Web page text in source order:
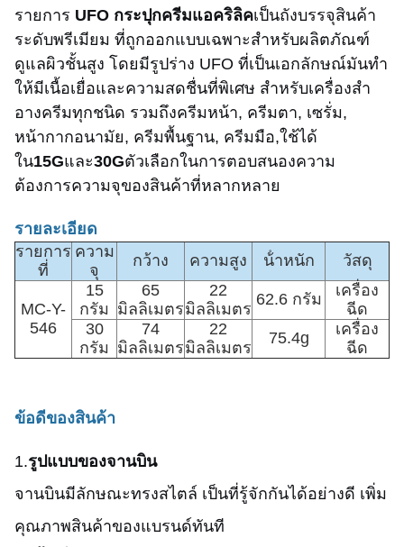
รายการ UFO กระปุกครีมแอคริลิคเป็นถังบรรจุสินค้า
ระดับพรีเมียม ที่ถูกออกแบบเฉพาะสําหรับผลิตภัณฑ์
ดูแลผิวชั้นสูง โดยมีรูปร่าง UFO ที่เป็นเอกลักษณ์มันทํา
ให้มีเนื้อเยื่อและความสดชื่นที่พิเศษ สําหรับเครื่องสํา
อางครีมทุกชนิด รวมถึงครีมหน้า, ครีมตา, เซรั่ม,
หน้ากากอนามัย, ครีมพื้นฐาน, ครีมมือ,ใช้ได้
ใน15Gและ30Gตัวเลือกในการตอบสนองความ
ต้องการความจุของสินค้าที่หลากหลาย
รายละเอียด
รายการ
ที่
ความ
จุ
กว้าง ความสูง น้ําหนัก วัสดุ
MC-Y-
546
15
กรัม
65
มิลลิเมตร
22
มิลลิเมตร
62.6 กรัม
เครื่อง
ฉีด
30
กรัม
74
มิลลิเมตร
22
มิลลิเมตร
75.4g
เครื่อง
ฉีด
ข้อดีของสินค้า
1.รูปแบบของจานบิน
จานบินมีลักษณะทรงสไตล์ เป็นที่รู้จักกันได้อย่างดี เพิ่ม
คุณภาพสินค้าของแบรนด์ทันที